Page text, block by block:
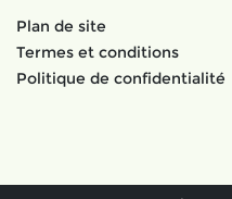
Plan de site
Termes et conditions
Politique de confidentialité